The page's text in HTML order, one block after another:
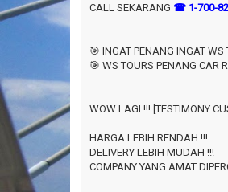
CALL SEKARANG ☎ 1-700-
🎯 INGAT PENANG INGAT WS
🎯 WS TOURS PENANG CAR
WOW LAGI !!! [TESTIMONY
HARGA LEBIH RENDAH !!!
DELIVERY LEBIH MUDAH !!!
COMPANY YANG AMAT